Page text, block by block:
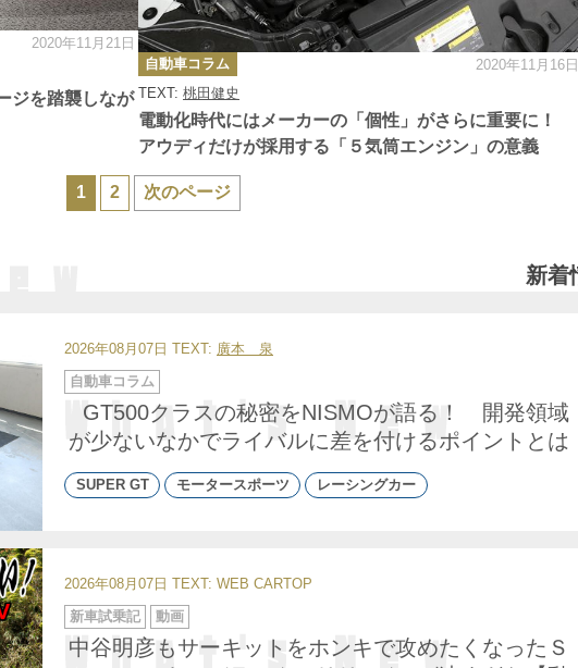
ジを踏襲しなが
2020年11月21日
電動化時代にはメーカーの「個性」がさらに重要に！
アウディだけが採用する「５気筒エンジン」の意義
TEXT: 桃田健史
カ
テ
ゴ
リ
ー
自動車コラム 2020年11月16日
1 2 次のページ
新着
2026年08月07日 TEXT: 廣本 泉
GT500クラスの秘密をNISMOが語る！ 開発領域
が少ないなかでライバルに差を付けるポイントとは
カ
テ
自動車コラム
SUPER GT モータースポーツ レーシングカー
2026年08月07日 TEXT: WEB CARTOP
中谷明彦もサーキットをホンキで攻めたくなったＳ
カ
テ
ゴ
リ
ー
新車試乗記 動画